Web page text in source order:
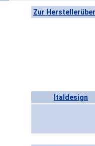
Zur
Italdesign